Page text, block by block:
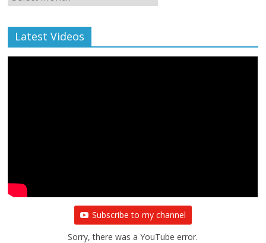
Archive
Latest Videos
Subscribe to my channel
Sorry, there was a YouTube error.